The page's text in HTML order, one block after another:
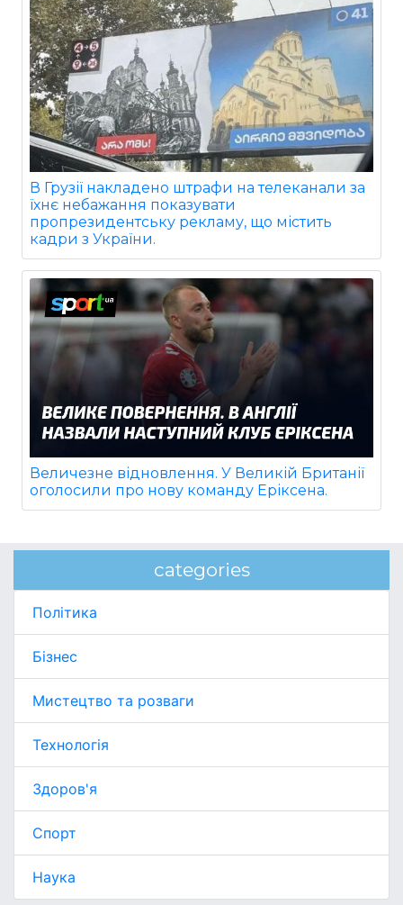
В Грузії накладено штрафи на телеканали за
їхнє небажання показувати
пропрезидентську рекламу, що містить
кадри з України.
Величезне відновлення. У Великій Британії
оголосили про нову команду Еріксена.
categories
Політика
Бізнес
Мистецтво та розваги
Технологія
Здоров'я
Спорт
Наука